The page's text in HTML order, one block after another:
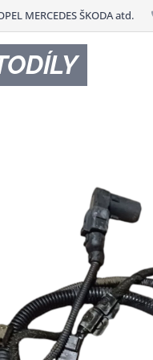
MERCEDES ŠKODA atd.